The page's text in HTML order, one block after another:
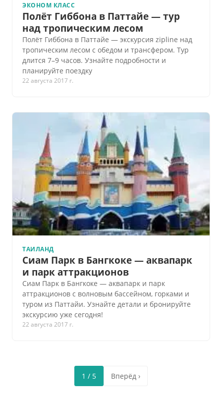
ЭКОНОМ КЛАСС
Полёт Гиббона в Паттайе — тур
над тропическим лесом
Полёт Гиббона в Паттайе — экскурсия zipline над
тропическим лесом с обедом и трансфером. Тур
длится 7–9 часов. Узнайте подробности и
планируйте поездку
22 августа 2017 г.
ТАИЛАНД
Сиам Парк в Бангкоке — аквапарк
и парк аттракционов
Сиам Парк в Бангкоке — аквапарк и парк
аттракционов с волновым бассейном, горками и
туром из Паттайи. Узнайте детали и бронируйте
экскурсию уже сегодня!
22 августа 2017 г.
1 / 5 Вперёд ›